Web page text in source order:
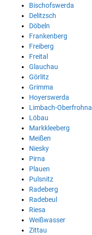
Bischofswerda
Delitzsch
Döbeln
Frankenberg
Freiberg
Freital
Glauchau
Görlitz
Grimma
Hoyerswerda
Limbach-Oberfrohna
Löbau
Markkleeberg
Meißen
Niesky
Pirna
Plauen
Pulsnitz
Radeberg
Radebeul
Riesa
Weißwasser
Zittau